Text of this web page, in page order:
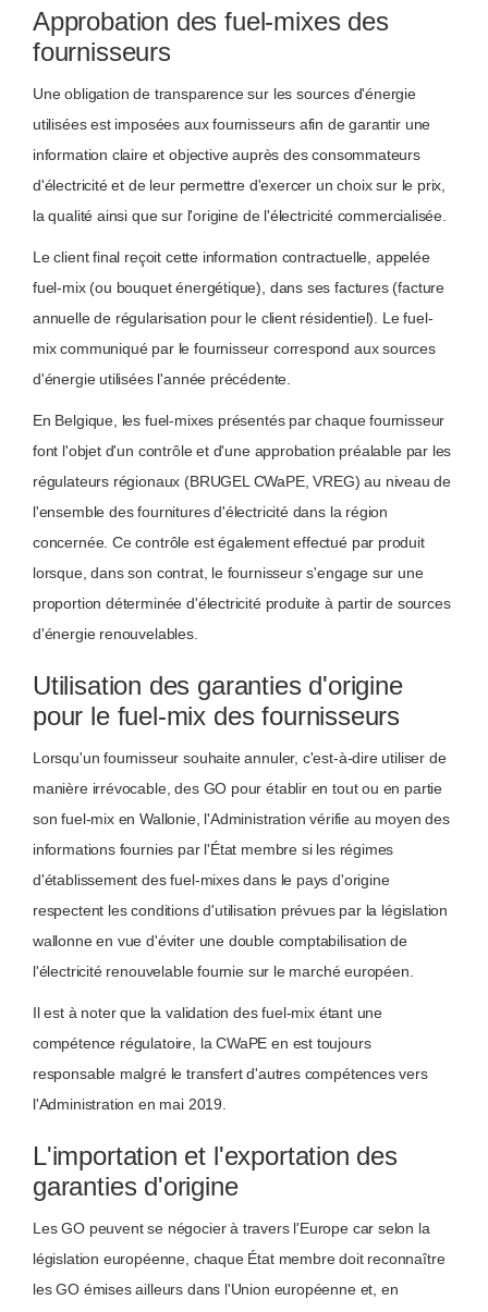
Approbation des fuel-mixes des
fournisseurs
Une obligation de transparence sur les sources d'énergie
utilisées est imposées aux fournisseurs afin de garantir une
information claire et objective auprès des consommateurs
d'électricité et de leur permettre d'exercer un choix sur le prix,
la qualité ainsi que sur l'origine de l'électricité commercialisée.
Le client final reçoit cette information contractuelle, appelée
fuel-mix (ou bouquet énergétique), dans ses factures (facture
annuelle de régularisation pour le client résidentiel). Le fuel-
mix communiqué par le fournisseur correspond aux sources
d'énergie utilisées l'année précédente.
En Belgique, les fuel-mixes présentés par chaque fournisseur
font l'objet d'un contrôle et d'une approbation préalable par les
régulateurs régionaux (BRUGEL CWaPE, VREG) au niveau de
l'ensemble des fournitures d'électricité dans la région
concernée. Ce contrôle est également effectué par produit
lorsque, dans son contrat, le fournisseur s'engage sur une
proportion déterminée d'électricité produite à partir de sources
d'énergie renouvelables.
Utilisation des garanties d'origine
pour le fuel-mix des fournisseurs
Lorsqu'un fournisseur souhaite annuler, c'est-à-dire utiliser de
manière irrévocable, des GO pour établir en tout ou en partie
son fuel-mix en Wallonie, l'Administration vérifie au moyen des
informations fournies par l'État membre si les régimes
d'établissement des fuel-mixes dans le pays d'origine
respectent les conditions d'utilisation prévues par la législation
wallonne en vue d'éviter une double comptabilisation de
l'électricité renouvelable fournie sur le marché européen.
Il est à noter que la validation des fuel-mix étant une
compétence régulatoire, la CWaPE en est toujours
responsable malgré le transfert d'autres compétences vers
l'Administration en mai 2019.
L'importation et l'exportation des
garanties d'origine
Les GO peuvent se négocier à travers l'Europe car selon la
législation européenne, chaque État membre doit reconnaître
les GO émises ailleurs dans l'Union européenne et, en